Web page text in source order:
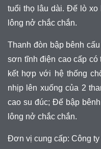
tuổi thọ lâu dài. Đế lò xo
lông nở chắc chắn.
Thanh đòn bập bênh
sơn tĩnh điện cao cấp
kết hợp với hệ thống
nhịp lên xuống của 2
cao su đúc; Đế bập
lông nở chắc chắn.
Đơn vị cung cấp: Công